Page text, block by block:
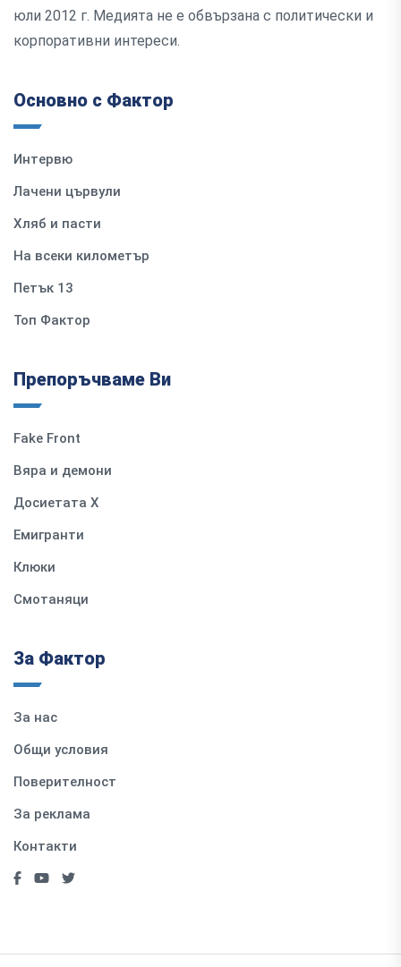
юли 2012 г. Медията не е обвързана с политически и
корпоративни интереси.
Основно с Фактор
Интервю
Лачени цървули
Хляб и пасти
На всеки километър
Петък 13
Топ Фактор
Препоръчваме Ви
Fake Front
Вяра и демони
Досиетата Х
Емигранти
Клюки
Смотаняци
За Фактор
За нас
Общи условия
Поверителност
За реклама
Контакти